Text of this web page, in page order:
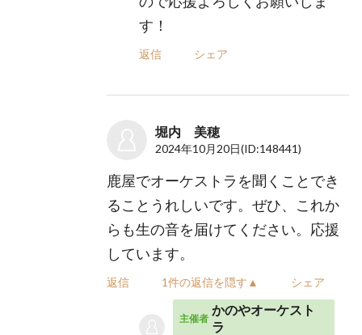
す！
返信 シェア
堀内 美穂
2024年10月20日(ID:148441)
鹿屋でオーケストラを聞くことでき
ることうれしいです。ぜひ、これか
らも生の音を届けてください。応援
しています。
返信 1件の返信を隠す▲ シェア
主催者
かのやオーケスト
ラ